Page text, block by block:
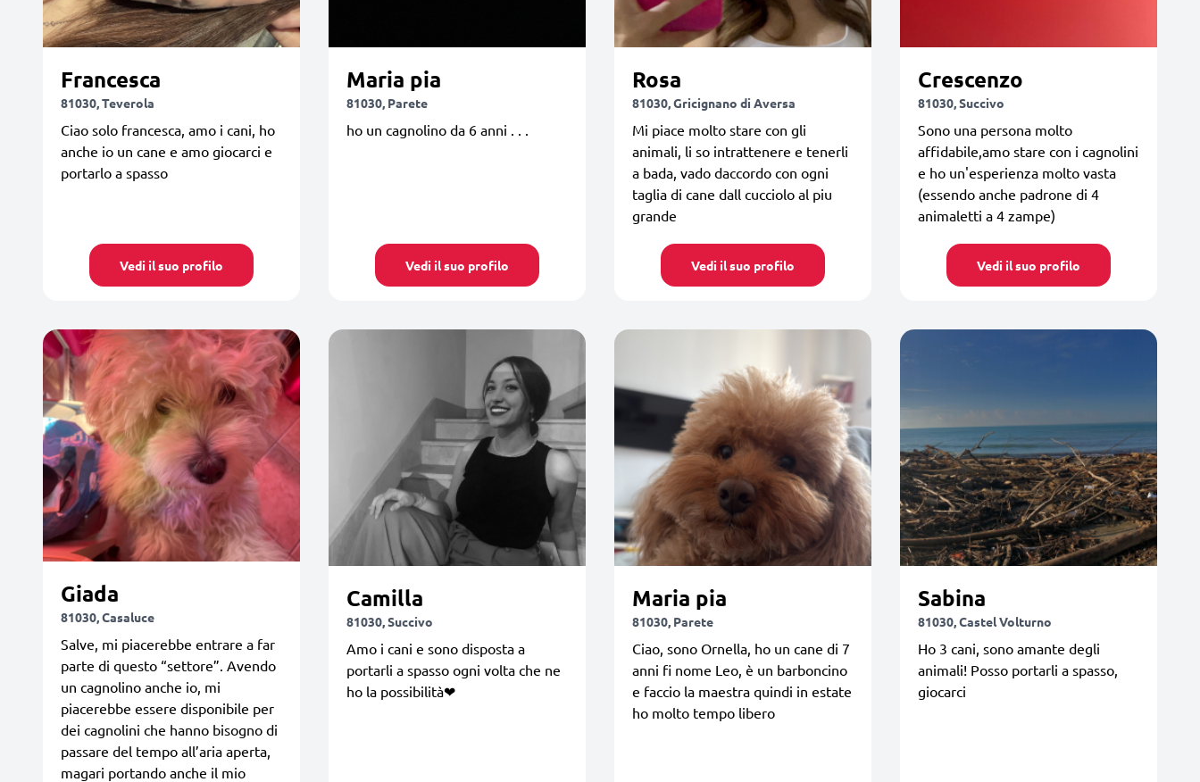
Francesca
81030, Teverola
Ciao solo francesca, amo i cani, ho
anche io un cane e amo giocarci e
portarlo a spasso
Vedi il suo profilo
Maria pia
81030, Parete
ho un cagnolino da 6 anni . . .
Vedi il suo profilo
Rosa
81030, Gricignano di Aversa
Mi piace molto stare con gli
animali, li so intrattenere e tenerli
a bada, vado daccordo con ogni
taglia di cane dall cucciolo al piu
grande
Vedi il suo profilo
Crescenzo
81030, Succivo
Sono una persona molto
affidabile,amo stare con i cagnolini
e ho un'esperienza molto vasta
(essendo anche padrone di 4
animaletti a 4 zampe)
Vedi il suo profilo
Giada
81030, Casaluce
Salve, mi piacerebbe entrare a far
parte di questo “settore”. Avendo
un cagnolino anche io, mi
piacerebbe essere disponibile per
dei cagnolini che hanno bisogno di
passare del tempo all’aria aperta,
magari portando anche il mio
Camilla
81030, Succivo
Amo i cani e sono disposta a
portarli a spasso ogni volta che ne
ho la possibilità❤
Maria pia
81030, Parete
Ciao, sono Ornella, ho un cane di 7
anni fi nome Leo, è un barboncino
e faccio la maestra quindi in estate
ho molto tempo libero
Sabina
81030, Castel Volturno
Ho 3 cani, sono amante degli
animali! Posso portarli a spasso,
giocarci